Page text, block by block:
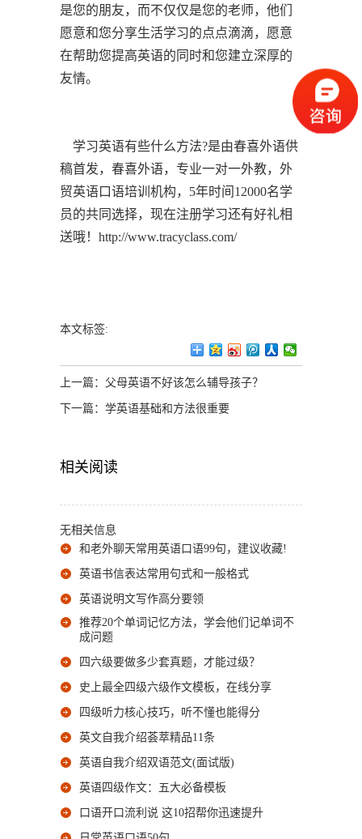
是您的朋友，而不仅仅是您的老师，他们
愿意和您分享生活学习的点点滴滴，愿意
在帮助您提高英语的同时和您建立深厚的
友情。
学习英语有些什么方法?是由春喜外语供
稿首发，春喜外语，专业一对一外教，外
贸英语口语培训机构，5年时间12000名学
员的共同选择，现在注册学习还有好礼相
送哦！http://www.tracyclass.com/
本文标签:
上一篇： 父母英语不好该怎么辅导孩子？
下一篇： 学英语基础和方法很重要
相关阅读
无相关信息
和老外聊天常用英语口语99句，建议收藏!
英语书信表达常用句式和一般格式
英语说明文写作高分要领
推荐20个单词记忆方法，学会他们记单词不
成问题
四六级要做多少套真题，才能过级？
史上最全四级六级作文模板，在线分享
四级听力核心技巧，听不懂也能得分
英文自我介绍荟萃精品11条
英语自我介绍双语范文(面试版)
英语四级作文：五大必备模板
口语开口流利说 这10招帮你迅速提升